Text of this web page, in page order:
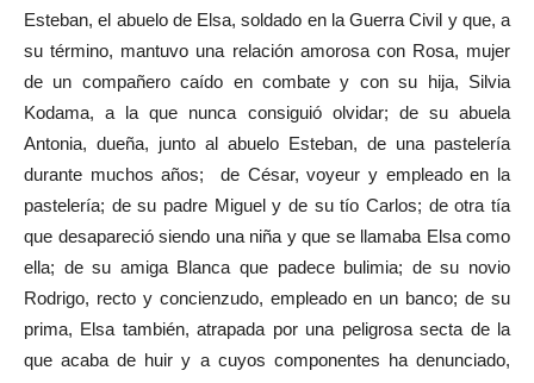
Esteban, el abuelo de Elsa, soldado en la Guerra Civil y que, a
su término, mantuvo una relación amorosa con Rosa, mujer
de un compañero caído en combate y con su hija, Silvia
Kodama, a la que nunca consiguió olvidar; de su abuela
Antonia, dueña, junto al abuelo Esteban, de una pastelería
durante muchos años;
de César, voyeur y empleado en la
pastelería; de su padre Miguel y de su tío Carlos; de otra tía
que desapareció siendo una niña y que se llamaba Elsa como
ella; de su amiga Blanca que padece bulimia; de su novio
Rodrigo, recto y concienzudo, empleado en un banco; de su
prima, Elsa también, atrapada por una peligrosa secta de la
que acaba de huir y a cuyos componentes ha denunciado,